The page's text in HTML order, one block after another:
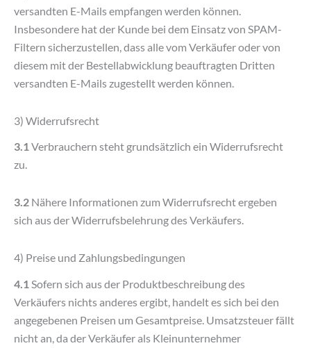
versandten E-Mails empfangen werden können.
Insbesondere hat der Kunde bei dem Einsatz von SPAM-
Filtern sicherzustellen, dass alle vom Verkäufer oder von
diesem mit der Bestellabwicklung beauftragten Dritten
versandten E-Mails zugestellt werden können.
3) Widerrufsrecht
3.1Verbrauchern steht grundsätzlich ein Widerrufsrecht
zu.
3.2 Nähere Informationen zum Widerrufsrecht ergeben
sich aus der Widerrufsbelehrung des Verkäufers.
4) Preise und Zahlungsbedingungen
4.1 Sofern sich aus der Produktbeschreibung des
Verkäufers nichts anderes ergibt, handelt es sich bei den
angegebenen Preisen um Gesamtpreise. Umsatzsteuer fällt
nicht an, da der Verkäufer als Kleinunternehmer